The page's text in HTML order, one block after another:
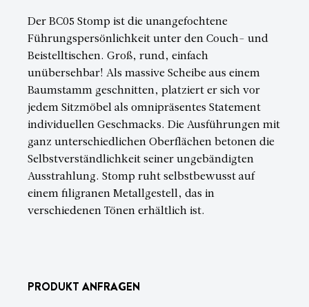
Der BC05 Stomp ist die unangefochtene
Führungspersönlichkeit unter den Couch- und
Beistelltischen. Groß, rund, einfach
unübersehbar! Als massive Scheibe aus einem
Baumstamm geschnitten, platziert er sich vor
jedem Sitzmöbel als omnipräsentes Statement
individuellen Geschmacks. Die Ausführungen mit
ganz unterschiedlichen Oberflächen betonen die
Selbstverständlichkeit seiner ungebändigten
Ausstrahlung. Stomp ruht selbstbewusst auf
einem filigranen Metallgestell, das in
verschiedenen Tönen erhältlich ist.
PRODUKT ANFRAGEN